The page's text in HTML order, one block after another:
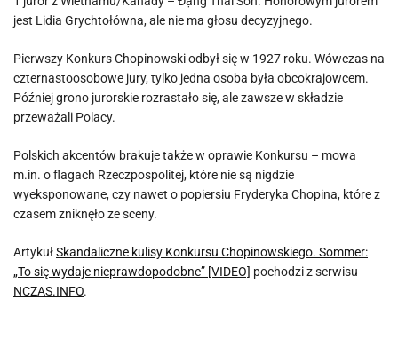
jest Lidia Grychtołówna, ale nie ma głosu decyzyjnego.
Pierwszy Konkurs Chopinowski odbył się w 1927 roku. Wówczas na
czternastoosobowe jury, tylko jedna osoba była obcokrajowcem.
Później grono jurorskie rozrastało się, ale zawsze w składzie
przeważali Polacy.
Polskich akcentów brakuje także w oprawie Konkursu – mowa
m.in. o flagach Rzeczpospolitej, które nie są nigdzie
wyeksponowane, czy nawet o popiersiu Fryderyka Chopina, które z
czasem zniknęło ze sceny.
ArtykułSkandaliczne kulisy Konkursu Chopinowskiego. Sommer:
„To się wydaje nieprawdopodobne” [VIDEO] pochodzi z serwisu
NCZAS.INFO.